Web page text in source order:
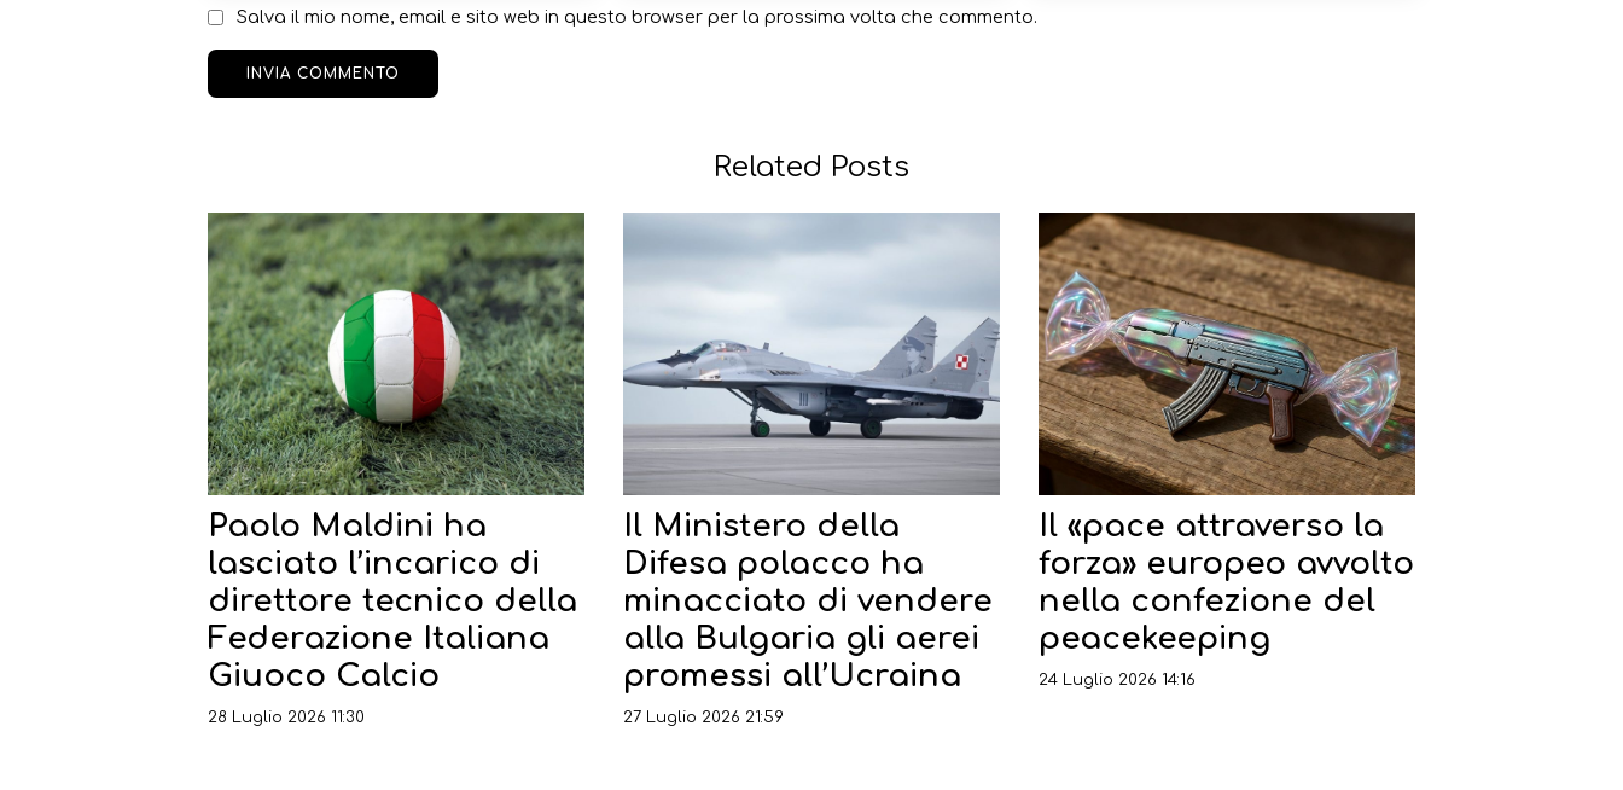
Salva il mio nome, email e sito web in questo browser per la prossima volta che commento.
Related Posts
Paolo Maldini ha
lasciato l’incarico di
direttore tecnico della
Federazione Italiana
Giuoco Calcio
28 Luglio 2026 11:30
Il Ministero della
Difesa polacco ha
minacciato di vendere
alla Bulgaria gli aerei
promessi all’Ucraina
27 Luglio 2026 21:59
Il «pace attraverso la
forza» europeo avvolto
nella confezione del
peacekeeping
24 Luglio 2026 14:16